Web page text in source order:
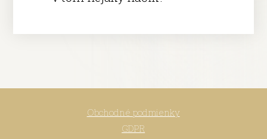
Obchodné podmienky
GDPR